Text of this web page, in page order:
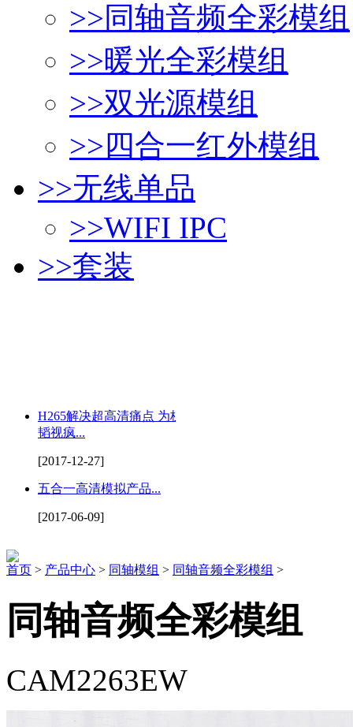
>>同轴音频全彩模组
>>暖光全彩模组
>>双光源模组
>>四合一红外模组
>>无线单品
>>WIFI IPC
>>套装
H265解决超高清痛点 为杭州
韬视疯...
[2017-12-27]
五合一高清模拟产品...
[2017-06-09]
首页 > 产品中心 > 同轴模组 > 同轴音频全彩模组 >
同轴音频全彩模组
CAM2263EW